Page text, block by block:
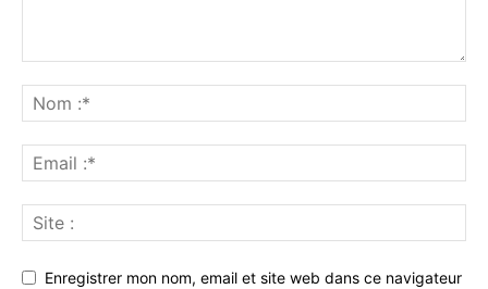
Enregistrer mon nom, email et site web dans ce navigateur